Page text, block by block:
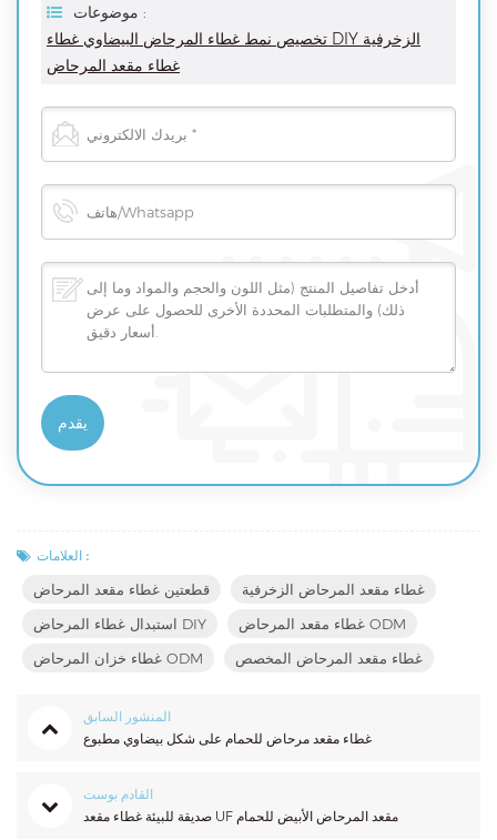
موضوعات :
تخصيص نمط غطاء المرحاض البيضاوي غطاء DIY الزخرفية
غطاء مقعد المرحاض
العلامات :
قطعتين غطاء مقعد المرحاض
غطاء مقعد المرحاض الزخرفية
استبدال غطاء المرحاض DIY
غطاء مقعد المرحاض ODM
غطاء خزان المرحاض ODM
غطاء مقعد المرحاض المخصص
المنشور السابق
غطاء مقعد مرحاض للحمام على شكل بيضاوي مطبوع
القادم بوست
صديقة للبيئة غطاء مقعد UF مقعد المرحاض الأبيض للحمام